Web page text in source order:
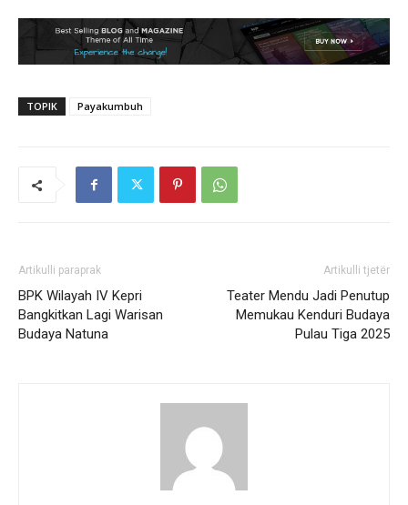
TOPIK Payakumbuh
Artikulli paraprak
BPK Wilayah IV Kepri
Bangkitkan Lagi Warisan
Budaya Natuna
Artikulli tjetër
Teater Mendu Jadi Penutup
Memukau Kenduri Budaya
Pulau Tiga 2025